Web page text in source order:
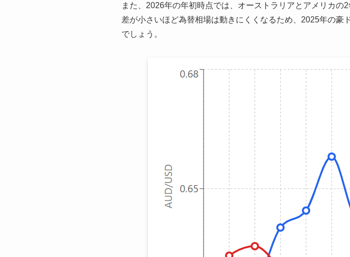
また、2026年の年初時点では、オーストラリアとアメリカ
差が小さいほど為替相場は動きにくくなるため、2025年の
でしょう。